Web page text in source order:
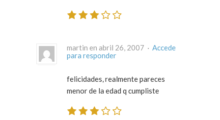
martin en abril 26, 2007 · Accede
para responder
felicidades, realmente pareces
menor de la edad q cumpliste